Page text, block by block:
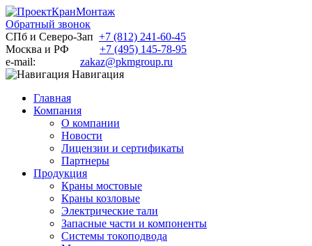
Обратный звонок
СПб и Северо-Зап +7 (812) 241-60-45
Москва и РФ +7 (495) 145-78-95
e-mail: zakaz@pkmgroup.ru
Навигация
Главная
Компания
О компании
Новости
Лицензии и сертификаты
Партнеры
Продукция
Краны мостовые
Краны козловые
Электрические тали
Запасные части и компоненты
Системы токоподвода